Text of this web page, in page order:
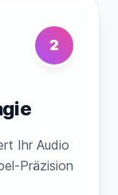
2
Ihr Audio
Präzision